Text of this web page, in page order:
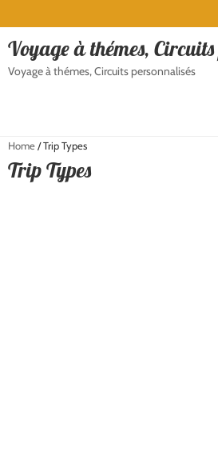
Voyage à thémes,
Voyage à thémes, Circuits personnalisés
Home/Trip Types
Trip Types